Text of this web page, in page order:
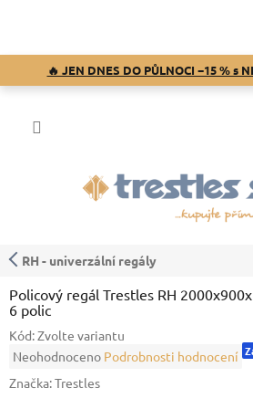
🔥 JEN DNES DO PŮLNOCI −15 % s
RH - univerzální regály
Policový regál Trestles RH
6 polic
Kód:Zvolte variantu
Průměrné
produktu
Neohodnoceno Podrobnosti hodnocení
Značka:Trestles